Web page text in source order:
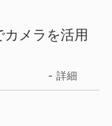
メラを活用
詳細